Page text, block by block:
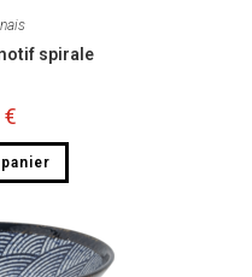
spirale
€